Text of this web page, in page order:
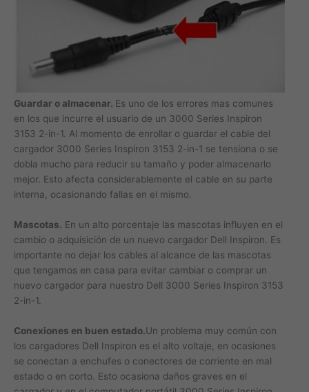
Guardar o almacenar. Es uno de los errores mas comunes
en los que incurre el usuario de un 3000 Series Inspiron
3153 2-in-1. Al momento de enrollar o guardar el cable del
cargador 3000 Series Inspiron 3153 2-in-1 se tensiona o se
dobla mucho para reducir su tamaño y poder almacenarlo
mejor. Esto afecta considerablemente el cable en su parte
interna, ocasionando fallas en el mismo.
Mascotas. En un alto porcentaje las mascotas influyen en el
cambio o adquisición de un nuevo cargador Dell Inspiron. Es
importante no dejar los cables al alcance de las mascotas
que tengamos en casa para evitar cambiar o comprar un
nuevo cargador para nuestro Dell 3000 Series Inspiron 3153
2-in-1.
Conexiones en buen estado.Un problema muy común con
los cargadores Dell Inspiron es el alto voltaje, en ocasiones
se conectan a enchufes o conectores de corriente en mal
estado o en corto. Esto ocasiona daños graves en el